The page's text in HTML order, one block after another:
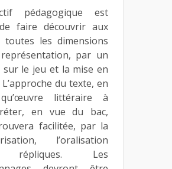
pédagogique est
faire découvrir aux
toutes les dimensions
par un
sur le jeu et la mise en
L’approche du texte, en
littéraire à
en vue du bac,
facilitée, par la
l’oralisation
répliques. Les